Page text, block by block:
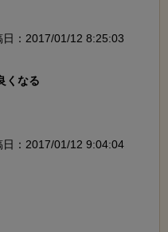
日：2017/01/12 8:25:03
くなる
日：2017/01/12 9:04:04